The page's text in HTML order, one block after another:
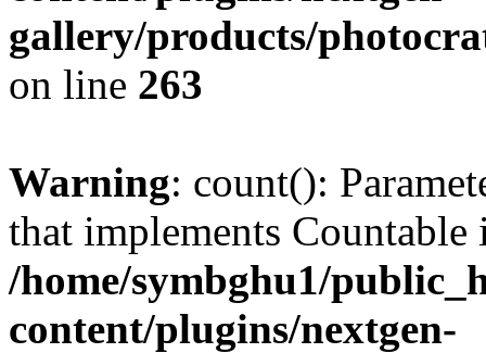
gallery/products/
on line 263
Warning: count():
that implements Countable
/home/symbghu1/
content/plugins/nextgen-